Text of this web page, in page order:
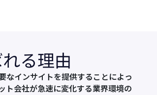
る理由
なインサイトを提供することによっ
ト会社が急速に変化する業界環境の